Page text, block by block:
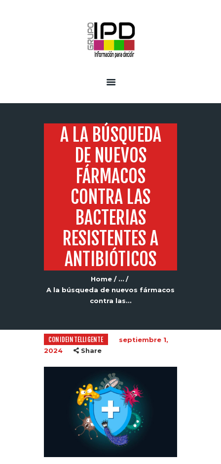
A LA BÚSQUEDA
DE NUEVOS
FÁRMACOS
CONTRA LAS
BACTERIAS
RESISTENTES A
ANTIBIÓTICOS
Home
...
A la búsqueda de nuevos fármacos
contra las...
CONIDEINTELLIGENTE
septiembre 1,
2024
Share